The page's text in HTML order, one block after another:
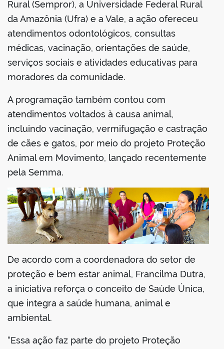
Rural (Sempror), a Universidade Federal Rural
da Amazônia (Ufra) e a Vale, a ação ofereceu
atendimentos odontológicos, consultas
médicas, vacinação, orientações de saúde,
serviços sociais e atividades educativas para
moradores da comunidade.
A programação também contou com
atendimentos voltados à causa animal,
incluindo vacinação, vermifugação e castração
de cães e gatos, por meio do projeto Proteção
Animal em Movimento, lançado recentemente
pela Semma.
De acordo com a coordenadora do setor de
proteção e bem estar animal, Francilma Dutra,
a iniciativa reforça o conceito de Saúde Única,
que integra a saúde humana, animal e
ambiental.
“Essa ação faz parte do projeto Proteção